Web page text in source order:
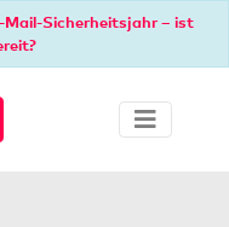
Sicherheitsjahr – ist